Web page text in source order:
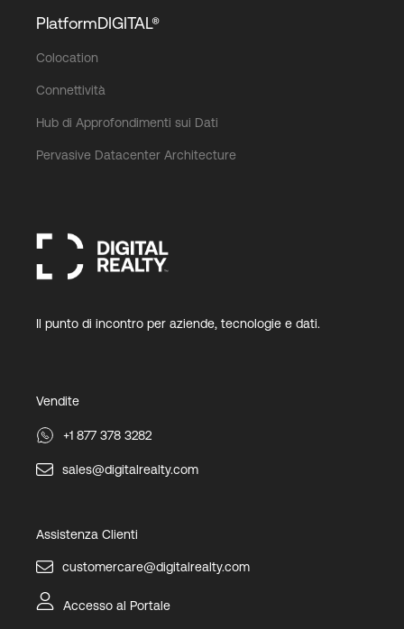
PlatformDIGITAL®
Colocation
Connettività
Hub di Approfondimenti sui Dati
Pervasive Datacenter Architecture
Il punto di incontro per aziende, tecnologie e dati.
Vendite
+1 877 378 3282
sales@digitalrealty.com
Assistenza Clienti
customercare@digitalrealty.com
Accesso al Portale